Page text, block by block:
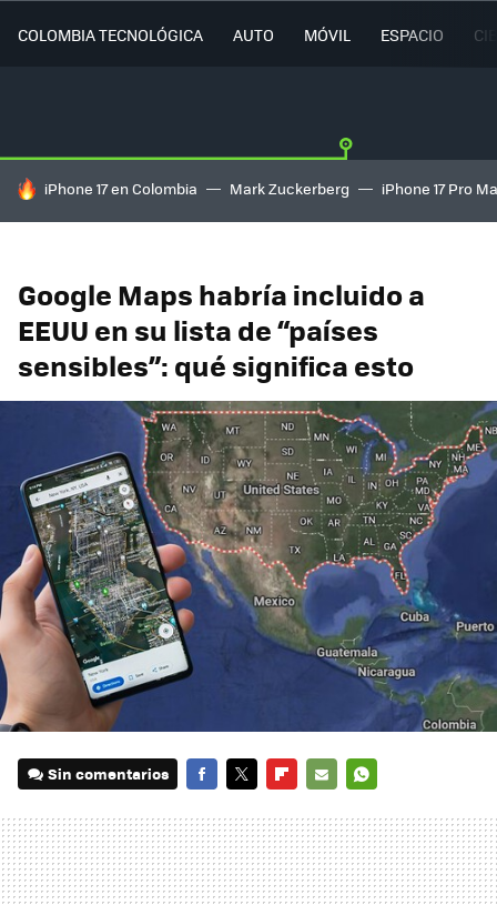
COLOMBIA TECNOLÓGICA AUTO MÓVIL ESPACIO
HOY SE HABLA DE
iPhone 17 en Colombia Mark Zuckerberg iPhone 17 Pro
Google Maps habría incluido a
EEUU en su lista de “países
sensibles”: qué significa esto
Sin comentarios
MAIL